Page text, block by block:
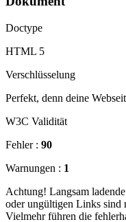
Doctype
HTML 5
Verschlüsselung
Perfekt, denn deine
W3C Validität
Fehler : 90
Warnungen : 1
Achtung! Langsam
oder ungültigen Links sind
Vielmehr führen die